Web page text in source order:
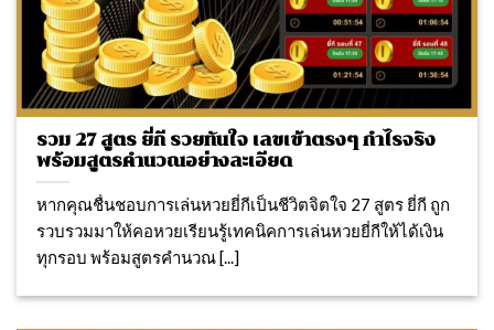
รวม 27 สูตร ยี่กี รวยทันใจ เลขเข้าตรงๆ กำไรจริง
พร้อมสูตรคำนวณอย่างละเอียด
หากคุณชื่นชอบการเล่นหวยยี่กีเป็นชีวิตจิตใจ 27 สูตร ยี่กี ถูก
รวบรวมมาให้คอหวยเรียนรู้เทคนิคการเล่นหวยยี่กีให้ได้เงิน
ทุกรอบ พร้อมสูตรคำนวณ [...]